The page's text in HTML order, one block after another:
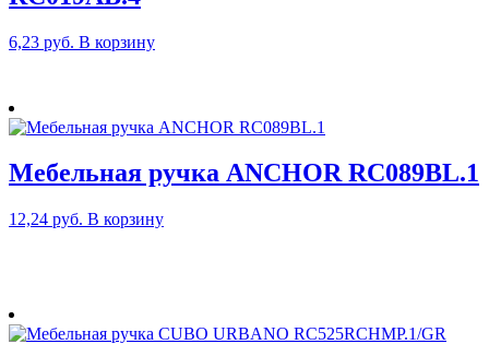
6,23 руб. В корзину
Мебельная ручка ANCHOR RC089BL.1
12,24 руб. В корзину